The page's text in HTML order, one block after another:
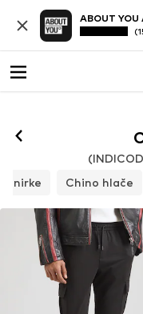
ABOUT YOU
Chino hlače